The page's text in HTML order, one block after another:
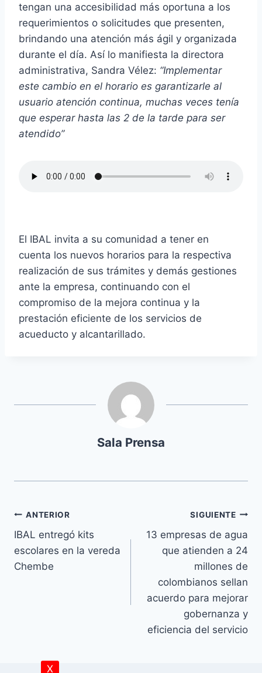
tengan una accesibilidad más oportuna a los
requerimientos o solicitudes que presenten,
brindando una atención más ágil y organizada
durante el día. Así lo manifiesta la directora
administrativa, Sandra Vélez: “Implementar
este cambio en el horario es garantizarle al
usuario atención continua, muchas veces tenía
que esperar hasta las 2 de la tarde para ser
atendido”
El IBAL invita a su comunidad a tener en
cuenta los nuevos horarios para la respectiva
realización de sus trámites y demás gestiones
ante la empresa, continuando con el
compromiso de la mejora continua y la
prestación eficiente de los servicios de
acueducto y alcantarillado.
Sala Prensa
ANTERIOR
IBAL entregó kits
escolares en la vereda
Chembe
SIGUIENTE
13 empresas de agua
que atienden a 24
millones de
colombianos sellan
acuerdo para mejorar
gobernanza y
eficiencia del servicio
X